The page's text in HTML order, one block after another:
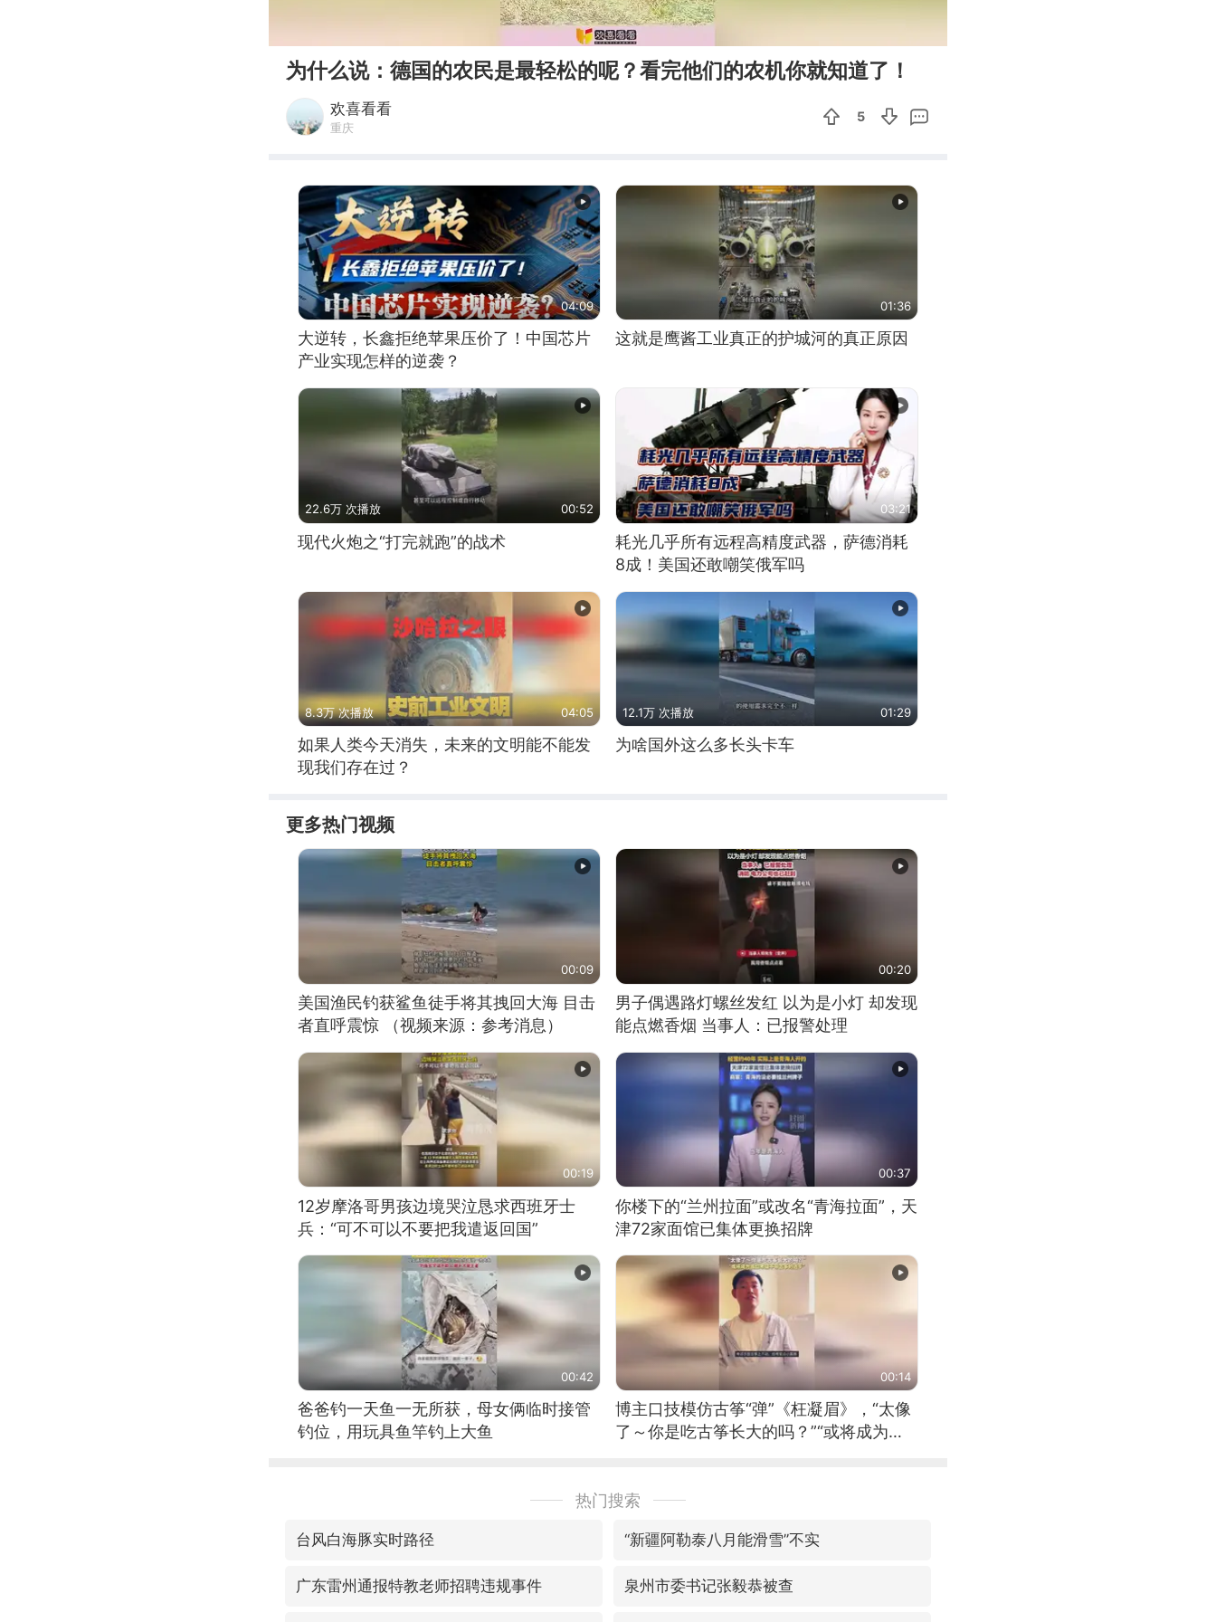
为什么说：德国的农民是最轻松的呢？看完他们的农机你就知道了！
欢喜看看
重庆
5
04:09
大逆转，长鑫拒绝苹果压价了！中国芯片
产业实现怎样的逆袭？
01:36
这就是鹰酱工业真正的护城河的真正原因
22.6万 次播放 00:52
现代火炮之“打完就跑”的战术
03:21
耗光几乎所有远程高精度武器，萨德消耗
8成！美国还敢嘲笑俄军吗
8.3万 次播放 04:05
如果人类今天消失，未来的文明能不能发
现我们存在过？
12.1万 次播放 01:29
为啥国外这么多长头卡车
更多热门视频
00:09
美国渔民钓获鲨鱼徒手将其拽回大海 目击
者直呼震惊 （视频来源：参考消息）
00:20
男子偶遇路灯螺丝发红 以为是小灯 却发现
能点燃香烟 当事人：已报警处理
00:19
12岁摩洛哥男孩边境哭泣恳求西班牙士
兵：“可不可以不要把我遣返回国”
00:37
你楼下的“兰州拉面”或改名“青海拉面”，天
津72家面馆已集体更换招牌
00:42
爸爸钓一天鱼一无所获，母女俩临时接管
钓位，用玩具鱼竿钓上大鱼
00:14
博主口技模仿古筝“弹”《枉凝眉》，“太像
了～你是吃古筝长大的吗？”“或将成为首
热门搜索
台风白海豚实时路径 “新疆阿勒泰八月能滑雪”不实
广东雷州通报特教老师招聘违规事件 泉州市委书记张毅恭被查